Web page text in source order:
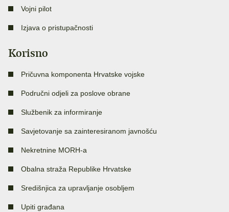
Vojni pilot
Izjava o pristupačnosti
Korisno
Pričuvna komponenta Hrvatske vojske
Područni odjeli za poslove obrane
Službenik za informiranje
Savjetovanje sa zainteresiranom javnošću
Nekretnine MORH-a
Obalna straža Republike Hrvatske
Središnjica za upravljanje osobljem
Upiti građana